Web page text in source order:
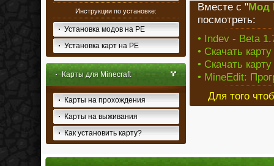
Инструкции по установке:
Установка модов на PE
Установка карт на PE
Карты для Minecraft
Карты на прохождения
Карты на выживания
Как установить карту?
Вместе с "Мод
посмотреть:
• Indev - Beta
• Скачать
• Скачать
• MineEdit:
Для того